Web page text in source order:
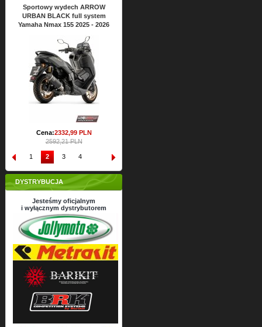
Sportowy wydech ARROW
URBAN BLACK full system
Yamaha Nmax 155 2025 - 2026
Cena:2332,99PLN
2592,21 PLN
1 2 3 4
DYSTRYBUCJA
Jesteśmy oficjalnym
i wyłącznym dystrybutorem